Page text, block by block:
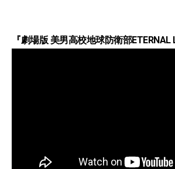
『劇場版 美男高校地球防衛部ETERNAL